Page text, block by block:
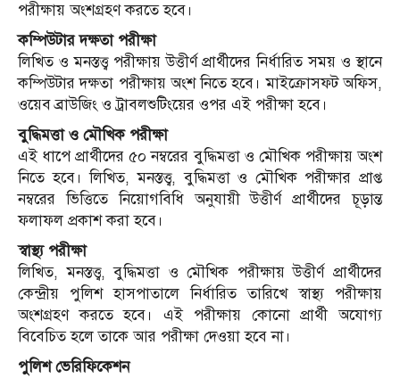
পরীক্ষায় অংশগ্রহণ করতে হবে।
কম্পিউটার দক্ষতা পরীক্ষা
লিখিত ও মনস্তত্ত্ব পরীক্ষায় উত্তীর্ণ প্রার্থীদের নির্ধারিত সময় ও স্থানে
কম্পিউটার দক্ষতা পরীক্ষায় অংশ নিতে হবে। মাইক্রোসফট অফিস,
ওয়েব ব্রাউজিং ও ট্রাবলশুটিংয়ের ওপর এই পরীক্ষা হবে।
বুদ্ধিমত্তা ও মৌখিক পরীক্ষা
এই ধাপে প্রার্থীদের ৫০ নম্বরের বুদ্ধিমত্তা ও মৌখিক পরীক্ষায় অংশ
নিতে হবে। লিখিত, মনস্তত্ত্ব, বুদ্ধিমত্তা ও মৌখিক পরীক্ষার প্রাপ্ত
নম্বরের ভিত্তিতে নিয়োগবিধি অনুযায়ী উত্তীর্ণ প্রার্থীদের চূড়ান্ত
ফলাফল প্রকাশ করা হবে।
স্বাস্থ্য পরীক্ষা
লিখিত, মনস্তত্ত্ব, বুদ্ধিমত্তা ও মৌখিক পরীক্ষায় উত্তীর্ণ প্রার্থীদের
কেন্দ্রীয় পুলিশ হাসপাতালে নির্ধারিত তারিখে স্বাস্থ্য পরীক্ষায়
অংশগ্রহণ করতে হবে। এই পরীক্ষায় কোনো প্রার্থী অযোগ্য
বিবেচিত হলে তাকে আর পরীক্ষা দেওয়া হবে না।
পুলিশ ভেরিফিকেশন